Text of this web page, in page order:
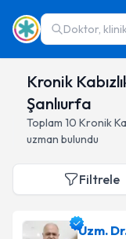
Doktor,
Kronik
Şanlıurfa
Toplam 10 Kronik
uzman bulundu
Filtrele
Uzm.